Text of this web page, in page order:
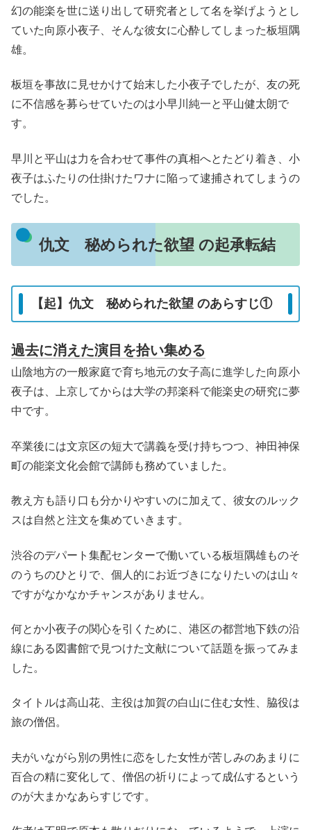
幻の能楽を世に送り出して研究者として名を挙げようとし
ていた向原小夜子、そんな彼女に心酔してしまった板垣隅
雄。
板垣を事故に見せかけて始末した小夜子でしたが、友の死
に不信感を募らせていたのは小早川純一と平山健太朗で
す。
早川と平山は力を合わせて事件の真相へとたどり着き、小
夜子はふたりの仕掛けたワナに陥って逮捕されてしまうの
でした。
仇文 秘められた欲望 の起承転結
【起】仇文 秘められた欲望 のあらすじ①
過去に消えた演目を拾い集める
山陰地方の一般家庭で育ち地元の女子高に進学した向原小
夜子は、上京してからは大学の邦楽科で能楽史の研究に夢
中です。
卒業後には文京区の短大で講義を受け持ちつつ、神田神保
町の能楽文化会館で講師も務めていました。
教え方も語り口も分かりやすいのに加えて、彼女のルック
スは自然と注文を集めていきます。
渋谷のデパート集配センターで働いている板垣隅雄ものそ
のうちのひとりで、個人的にお近づきになりたいのは山々
ですがなかなかチャンスがありません。
何とか小夜子の関心を引くために、港区の都営地下鉄の沿
線にある図書館で見つけた文献について話題を振ってみま
した。
タイトルは高山花、主役は加賀の白山に住む女性、脇役は
旅の僧侶。
夫がいながら別の男性に恋をした女性が苦しみのあまりに
百合の精に変化して、僧侶の祈りによって成仏するという
のが大まかなあらすじです。